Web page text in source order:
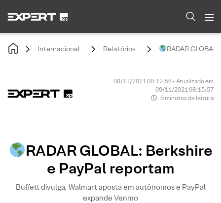
Internacional Relatórios RADAR
09/11/2021 08:12:56 • Atualizado em
09/11/2021 08:15:57
6 minutos de leitura
RADAR GLOBAL: Berkshire
e PayPal reportam
Buffett divulga, Walmart aposta em autônomos e PayPal
expande Venmo